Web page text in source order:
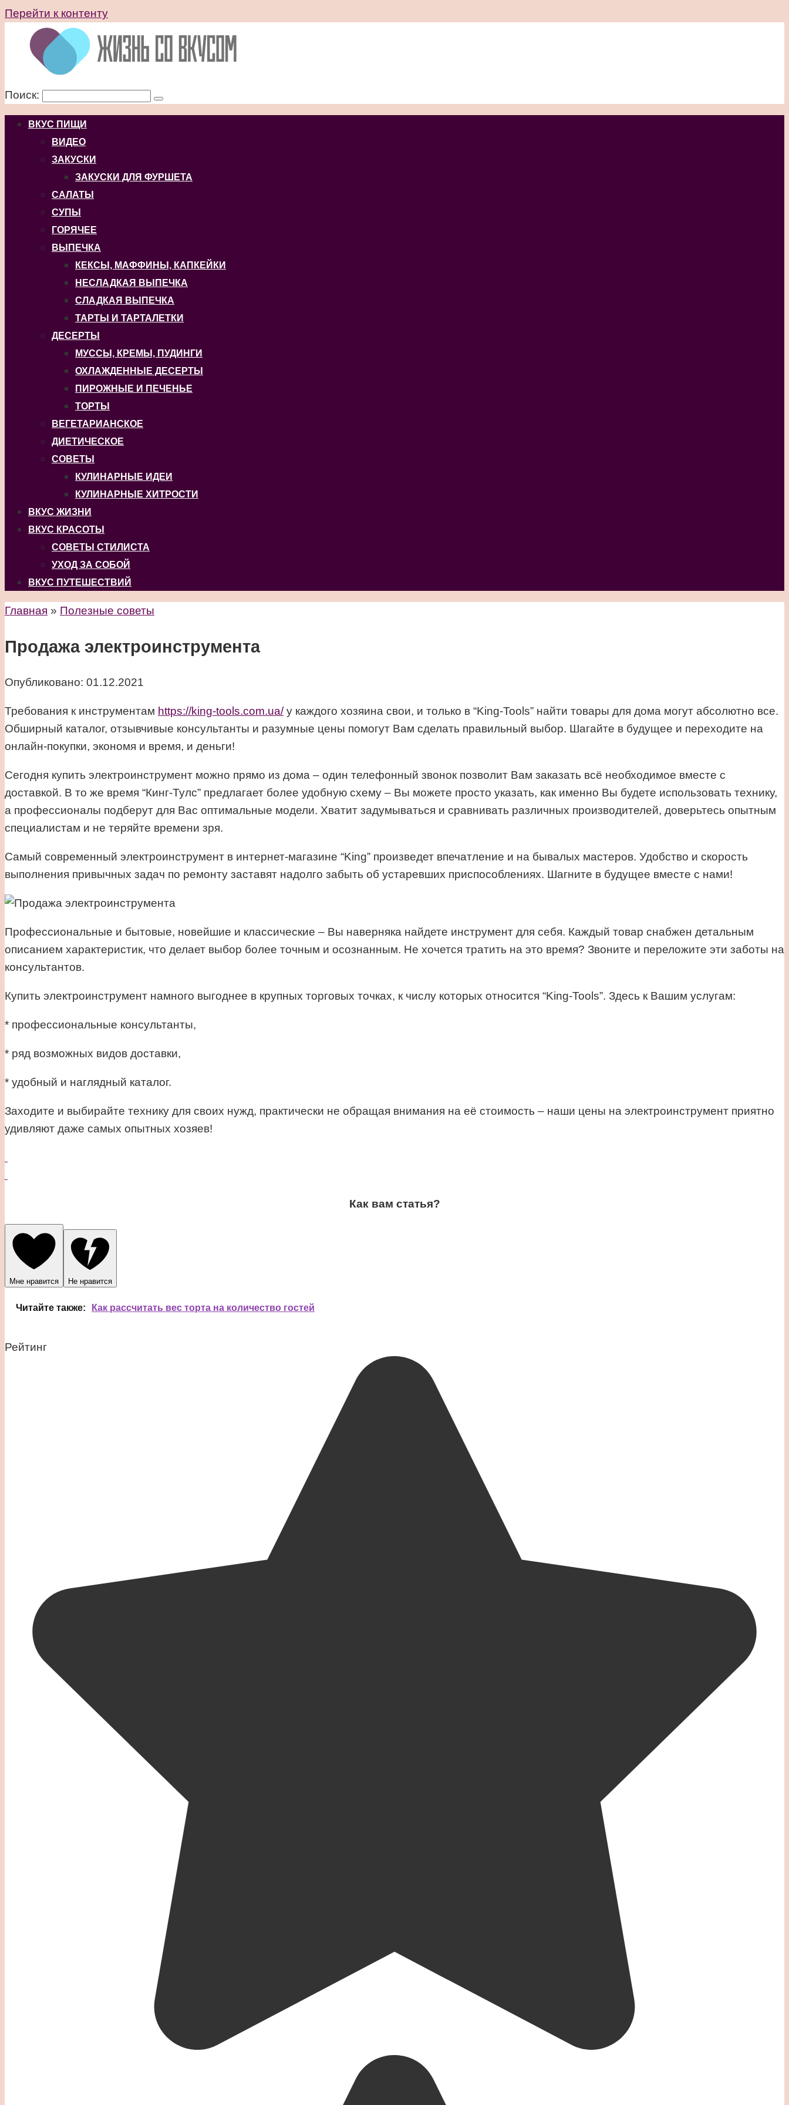
Перейти к контенту
Поиск:
ВКУС ПИЩИ
ВИДЕО
ЗАКУСКИ
ЗАКУСКИ ДЛЯ ФУРШЕТА
САЛАТЫ
СУПЫ
ГОРЯЧЕЕ
ВЫПЕЧКА
КЕКСЫ, МАФФИНЫ, КАПКЕЙКИ
НЕСЛАДКАЯ ВЫПЕЧКА
СЛАДКАЯ ВЫПЕЧКА
ТАРТЫ И ТАРТАЛЕТКИ
ДЕСЕРТЫ
МУССЫ, КРЕМЫ, ПУДИНГИ
ОХЛАЖДЕННЫЕ ДЕСЕРТЫ
ПИРОЖНЫЕ И ПЕЧЕНЬЕ
ТОРТЫ
ВЕГЕТАРИАНСКОЕ
ДИЕТИЧЕСКОЕ
СОВЕТЫ
КУЛИНАРНЫЕ ИДЕИ
КУЛИНАРНЫЕ ХИТРОСТИ
ВКУС ЖИЗНИ
ВКУС КРАСОТЫ
СОВЕТЫ СТИЛИСТА
УХОД ЗА СОБОЙ
ВКУС ПУТЕШЕСТВИЙ
Главная » Полезные советы
Продажа электроинструмента
Опубликовано: 01.12.2021
Требования к инструментам https://king-tools.com.ua/у каждого хозяина свои, и только в “King-Tools” найти товары для дома могут абсолютно все.
Обширный каталог, отзывчивые консультанты и разумные цены помогут Вам сделать правильный выбор. Шагайте в будущее и переходите на
онлайн-покупки, экономя и время, и деньги!
Сегодня купить электроинструмент можно прямо из дома – один телефонный звонок позволит Вам заказать всё необходимое вместе с
доставкой. В то же время “Кинг-Тулс” предлагает более удобную схему – Вы можете просто указать, как именно Вы будете использовать технику,
а профессионалы подберут для Вас оптимальные модели. Хватит задумываться и сравнивать различных производителей, доверьтесь опытным
специалистам и не теряйте времени зря.
Самый современный электроинструмент в интернет-магазине “King” произведет впечатление и на бывалых мастеров. Удобство и скорость
выполнения привычных задач по ремонту заставят надолго забыть об устаревших приспособлениях. Шагните в будущее вместе с нами!
Профессиональные и бытовые, новейшие и классические – Вы наверняка найдете инструмент для себя. Каждый товар снабжен детальным
описанием характеристик, что делает выбор более точным и осознанным. Не хочется тратить на это время? Звоните и переложите эти заботы на
консультантов.
Купить электроинструмент намного выгоднее в крупных торговых точках, к числу которых относится “King-Tools”. Здесь к Вашим услугам:
* профессиональные консультанты,
* ряд возможных видов доставки,
* удобный и наглядный каталог.
Заходите и выбирайте технику для своих нужд, практически не обращая внимания на её стоимость – наши цены на электроинструмент приятно
удивляют даже самых опытных хозяев!
Как вам статья?
Мне нравится Не нравится
Читайте также: Как рассчитать вес торта на количество гостей
Рейтинг